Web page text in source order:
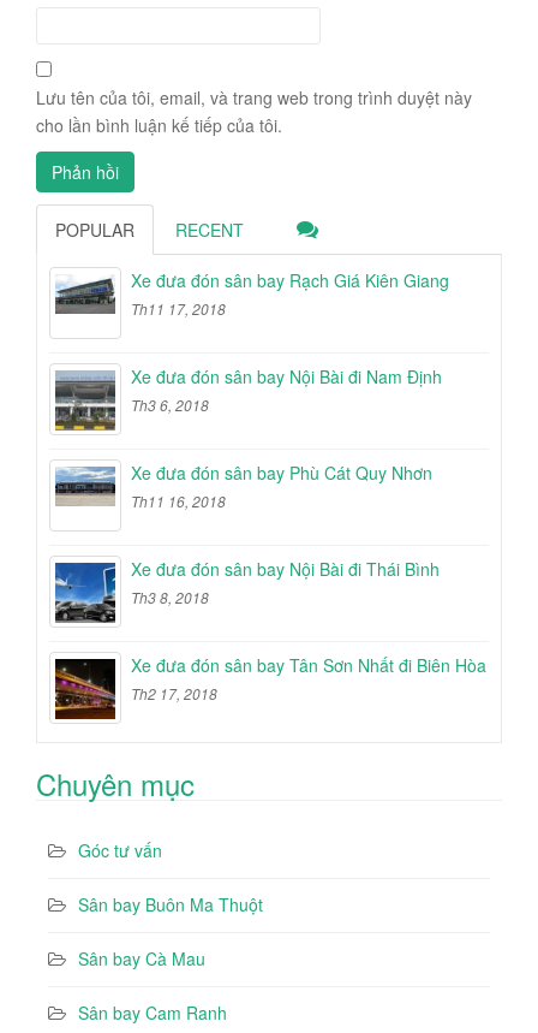
Lưu tên của tôi, email, và trang web trong trình duyệt này
cho lần bình luận kế tiếp của tôi.
POPULAR RECENT
Xe đưa đón sân bay Rạch Giá Kiên Giang
Th11 17, 2018
Xe đưa đón sân bay Nội Bài đi Nam Định
Th3 6, 2018
Xe đưa đón sân bay Phù Cát Quy Nhơn
Th11 16, 2018
Xe đưa đón sân bay Nội Bài đi Thái Bình
Th3 8, 2018
Xe đưa đón sân bay Tân Sơn Nhất đi Biên Hòa
Th2 17, 2018
Chuyên mục
Góc tư vấn
Sân bay Buôn Ma Thuột
Sân bay Cà Mau
Sân bay Cam Ranh